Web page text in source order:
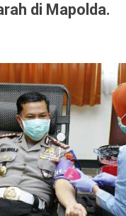
di Mapolda.